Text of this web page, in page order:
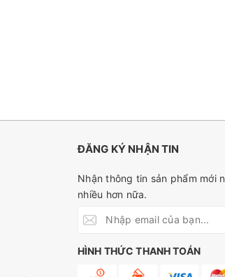
ĐĂNG KÝ NHẬN TIN
Nhận thông tin sản phẩm mới
nhiều hơn nữa.
HÌNH THỨC THANH TOÁN